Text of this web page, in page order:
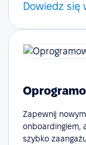
Dowiedz się
Zapewnij
onboardingiem,
szybko